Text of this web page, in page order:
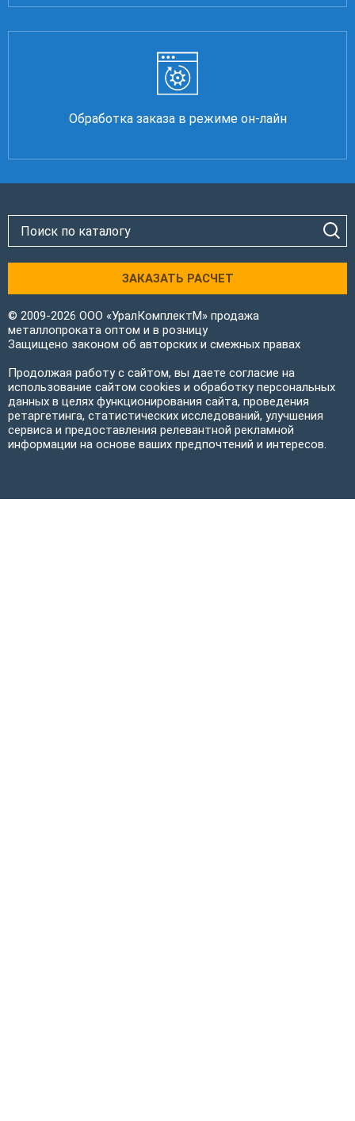
Обработка заказа в режиме он-лайн
ЗАКАЗАТЬ РАСЧЕТ
© 2009-2026 ООО «УралКомплектМ» продажа
металлопроката оптом и в розницу
Защищено законом об авторских и смежных правах
Продолжая работу с сайтом, вы даете согласие на
использование сайтом cookies и обработку персональных
данных в целях функционирования сайта, проведения
ретаргетинга, статистических исследований, улучшения
сервиса и предоставления релевантной рекламной
информации на основе ваших предпочтений и интересов.